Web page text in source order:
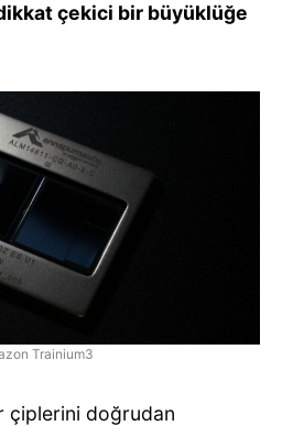
çekici bir büyüklüğe
Trainium3
çiplerini doğrudan